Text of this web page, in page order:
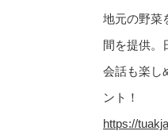
地元の野菜
間を提供。
会話も楽し
ント！
https://